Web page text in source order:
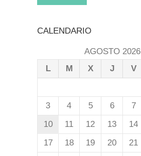
CALENDARIO
AGOSTO 2026
L
M X J V
3
4 5 6 7
10
11 12 13 14
17
18 19 20 21